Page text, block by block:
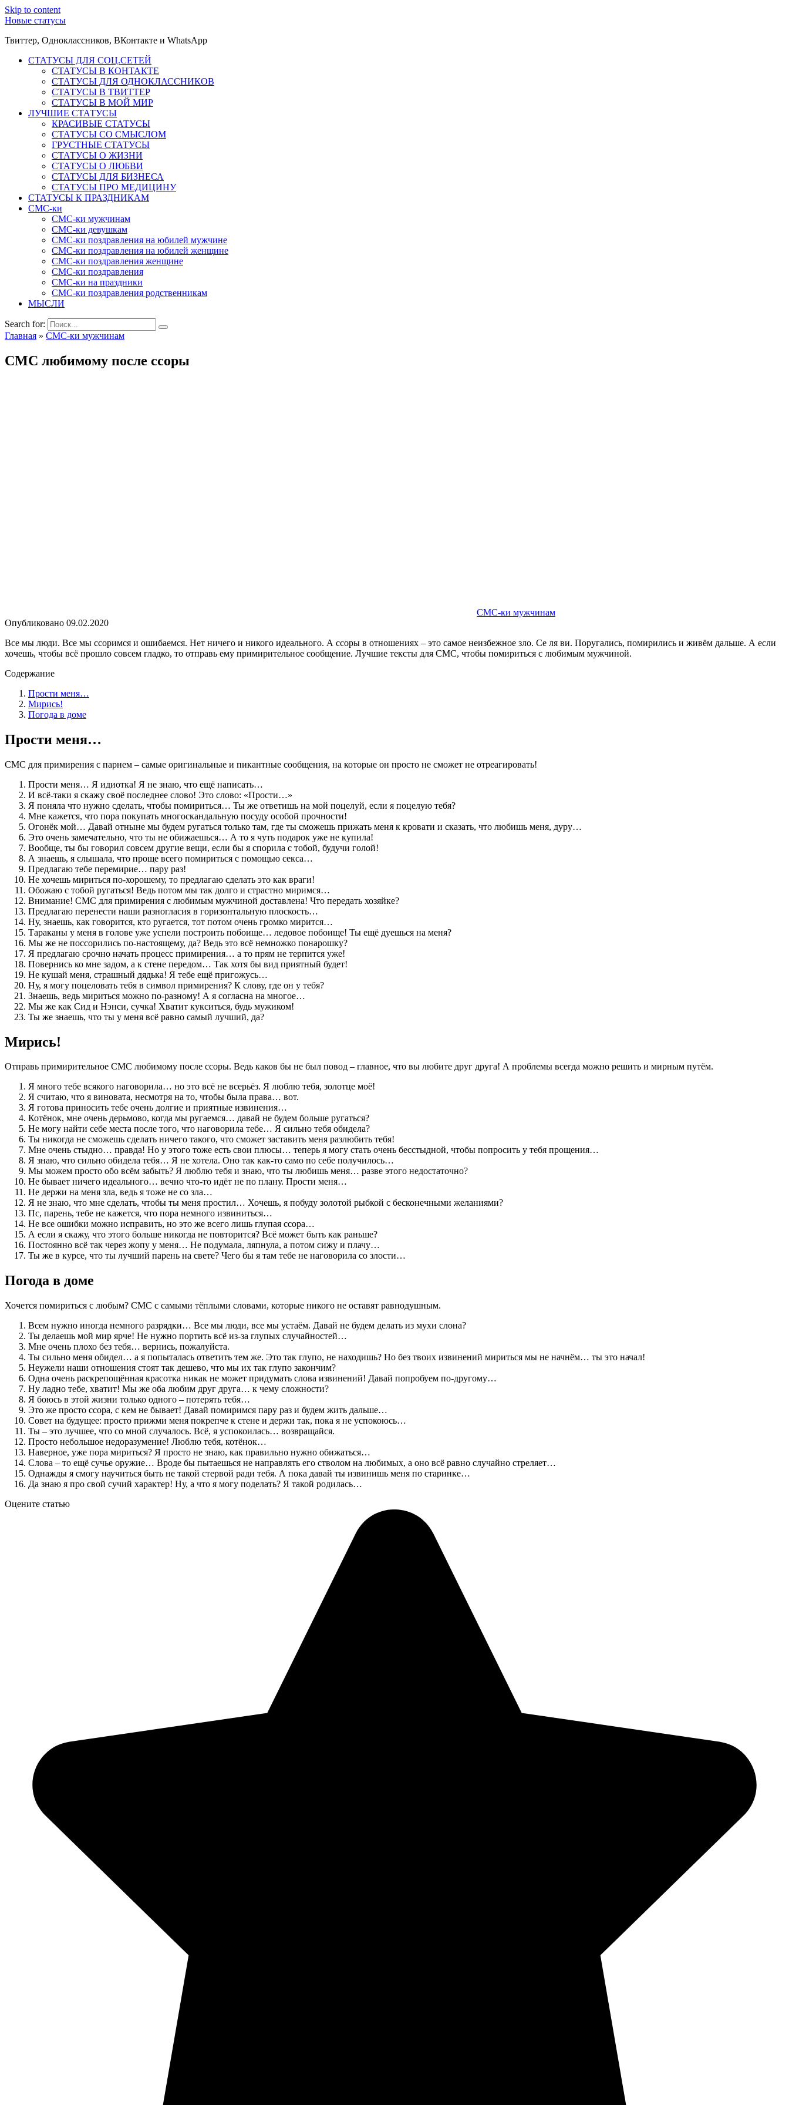
Skip to content
Новые статусы
Твиттер, Одноклассников, ВКонтакте и WhatsApp
СТАТУСЫ ДЛЯ СОЦ.СЕТЕЙ
СТАТУСЫ В КОНТАКТЕ
СТАТУСЫ ДЛЯ ОДНОКЛАССНИКОВ
СТАТУСЫ В ТВИТТЕР
СТАТУСЫ В МОЙ МИР
ЛУЧШИЕ СТАТУСЫ
КРАСИВЫЕ СТАТУСЫ
СТАТУСЫ СО СМЫСЛОМ
ГРУСТНЫЕ СТАТУСЫ
СТАТУСЫ О ЖИЗНИ
СТАТУСЫ О ЛЮБВИ
СТАТУСЫ ДЛЯ БИЗНЕСА
СТАТУСЫ ПРО МЕДИЦИНУ
СТАТУСЫ К ПРАЗДНИКАМ
СМС-ки
СМС-ки мужчинам
СМС-ки девушкам
СМС-ки поздравления на юбилей мужчине
СМС-ки поздравления на юбилей женщине
СМС-ки поздравления женщине
СМС-ки поздравления
СМС-ки на праздники
СМС-ки поздравления родственникам
МЫСЛИ
Search for:
Главная » СМС-ки мужчинам
СМС любимому после ссоры
СМС-ки мужчинам
Опубликовано 09.02.2020
Все мы люди. Все мы ссоримся и ошибаемся. Нет ничего и никого идеального. А ссоры в отношениях – это самое неизбежное зло. Се ля ви. Поругались, помирились и живём дальше. А если
хочешь, чтобы всё прошло совсем гладко, то отправь ему примирительное сообщение. Лучшие тексты для СМС, чтобы помириться с любимым мужчиной.
Содержание
Прости меня…
Мирись!
Погода в доме
Прости меня…
СМС для примирения с парнем – самые оригинальные и пикантные сообщения, на которые он просто не сможет не отреагировать!
Прости меня… Я идиотка! Я не знаю, что ещё написать…
И всё-таки я скажу своё последнее слово! Это слово: «Прости…»
Я поняла что нужно сделать, чтобы помириться… Ты же ответишь на мой поцелуй, если я поцелую тебя?
Мне кажется, что пора покупать многоскандальную посуду особой прочности!
Огонёк мой… Давай отныне мы будем ругаться только там, где ты сможешь прижать меня к кровати и сказать, что любишь меня, дуру…
Это очень замечательно, что ты не обижаешься… А то я чуть подарок уже не купила!
Вообще, ты бы говорил совсем другие вещи, если бы я спорила с тобой, будучи голой!
А знаешь, я слышала, что проще всего помириться с помощью секса…
Предлагаю тебе перемирие… пару раз!
Не хочешь мириться по-хорошему, то предлагаю сделать это как враги!
Обожаю с тобой ругаться! Ведь потом мы так долго и страстно миримся…
Внимание! СМС для примирения с любимым мужчиной доставлена! Что передать хозяйке?
Предлагаю перенести наши разногласия в горизонтальную плоскость…
Ну, знаешь, как говорится, кто ругается, тот потом очень громко мирится…
Тараканы у меня в голове уже успели построить побоище… ледовое побоище! Ты ещё дуешься на меня?
Мы же не поссорились по-настоящему, да? Ведь это всё немножко понарошку?
Я предлагаю срочно начать процесс примирения… а то прям не терпится уже!
Повернись ко мне задом, а к стене передом… Так хотя бы вид приятный будет!
Не кушай меня, страшный дядька! Я тебе ещё пригожусь…
Ну, я могу поцеловать тебя в символ примирения? К слову, где он у тебя?
Знаешь, ведь мириться можно по-разному! А я согласна на многое…
Мы же как Сид и Нэнси, сучка! Хватит кукситься, будь мужиком!
Ты же знаешь, что ты у меня всё равно самый лучший, да?
Мирись!
Отправь примирительное СМС любимому после ссоры. Ведь каков бы не был повод – главное, что вы любите друг друга! А проблемы всегда можно решить и мирным путём.
Я много тебе всякого наговорила… но это всё не всерьёз. Я люблю тебя, золотце моё!
Я считаю, что я виновата, несмотря на то, чтобы была права… вот.
Я готова приносить тебе очень долгие и приятные извинения…
Котёнок, мне очень дерьмово, когда мы ругаемся… давай не будем больше ругаться?
Не могу найти себе места после того, что наговорила тебе… Я сильно тебя обидела?
Ты никогда не сможешь сделать ничего такого, что сможет заставить меня разлюбить тебя!
Мне очень стыдно… правда! Но у этого тоже есть свои плюсы… теперь я могу стать очень бесстыдной, чтобы попросить у тебя прощения…
Я знаю, что сильно обидела тебя… Я не хотела. Оно так как-то само по себе получилось…
Мы можем просто обо всём забыть? Я люблю тебя и знаю, что ты любишь меня… разве этого недостаточно?
Не бывает ничего идеального… вечно что-то идёт не по плану. Прости меня…
Не держи на меня зла, ведь я тоже не со зла…
Я не знаю, что мне сделать, чтобы ты меня простил… Хочешь, я побуду золотой рыбкой с бесконечными желаниями?
Пс, парень, тебе не кажется, что пора немного извиниться…
Не все ошибки можно исправить, но это же всего лишь глупая ссора…
А если я скажу, что этого больше никогда не повторится? Всё может быть как раньше?
Постоянно всё так через жопу у меня… Не подумала, ляпнула, а потом сижу и плачу…
Ты же в курсе, что ты лучший парень на свете? Чего бы я там тебе не наговорила со злости…
Погода в доме
Хочется помириться с любым? СМС с самыми тёплыми словами, которые никого не оставят равнодушным.
Всем нужно иногда немного разрядки… Все мы люди, все мы устаём. Давай не будем делать из мухи слона?
Ты делаешь мой мир ярче! Не нужно портить всё из-за глупых случайностей…
Мне очень плохо без тебя… вернись, пожалуйста.
Ты сильно меня обидел… а я попыталась ответить тем же. Это так глупо, не находишь? Но без твоих извинений мириться мы не начнём… ты это начал!
Неужели наши отношения стоят так дешево, что мы их так глупо закончим?
Одна очень раскрепощённая красотка никак не может придумать слова извинений! Давай попробуем по-другому…
Ну ладно тебе, хватит! Мы же оба любим друг друга… к чему сложности?
Я боюсь в этой жизни только одного – потерять тебя…
Это же просто ссора, с кем не бывает! Давай помиримся пару раз и будем жить дальше…
Совет на будущее: просто прижми меня покрепче к стене и держи так, пока я не успокоюсь…
Ты – это лучшее, что со мной случалось. Всё, я успокоилась… возвращайся.
Просто небольшое недоразумение! Люблю тебя, котёнок…
Наверное, уже пора мириться? Я просто не знаю, как правильно нужно обижаться…
Слова – то ещё сучье оружие… Вроде бы пытаешься не направлять его стволом на любимых, а оно всё равно случайно стреляет…
Однажды я смогу научиться быть не такой стервой ради тебя. А пока давай ты извинишь меня по старинке…
Да знаю я про свой сучий характер! Ну, а что я могу поделать? Я такой родилась…
Оцените статью